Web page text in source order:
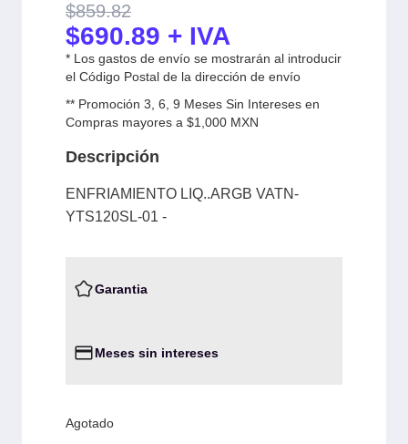
$859.82
$690.89 + IVA
* Los gastos de envío se mostrarán al introducir
el Código Postal de la dirección de envío
** Promoción 3, 6, 9 Meses Sin Intereses en
Compras mayores a $1,000 MXN
Descripción
ENFRIAMIENTO LIQ..ARGB VATN-
YTS120SL-01 -
Garantia
Meses sin intereses
Agotado